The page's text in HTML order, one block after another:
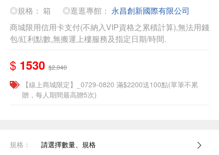
◎規格： 箱 ◎逛逛專館： 永昌創新國際有限公司
商城限用信用卡支付(不納入VIP資格之累積計算),無法用錢
包/紅利點數,無搬運上樓服務及指定日期/時間.
$ 1530 $2,040
【線上商城限定】_0729-0820 滿$2200送100點(單筆不累
贈，每人期間最高贈5次)
規格： 請選擇數量、規格